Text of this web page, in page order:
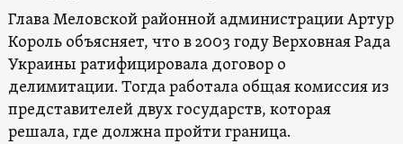
Глава Меловской районной администрации Артур
Король объясняет, что в 2003 году Верховная Рада
Украины ратифицировала договор о
делимитации. Тогда работала общая комиссия из
представителей двух государств, которая
решала, где должна пройти граница.